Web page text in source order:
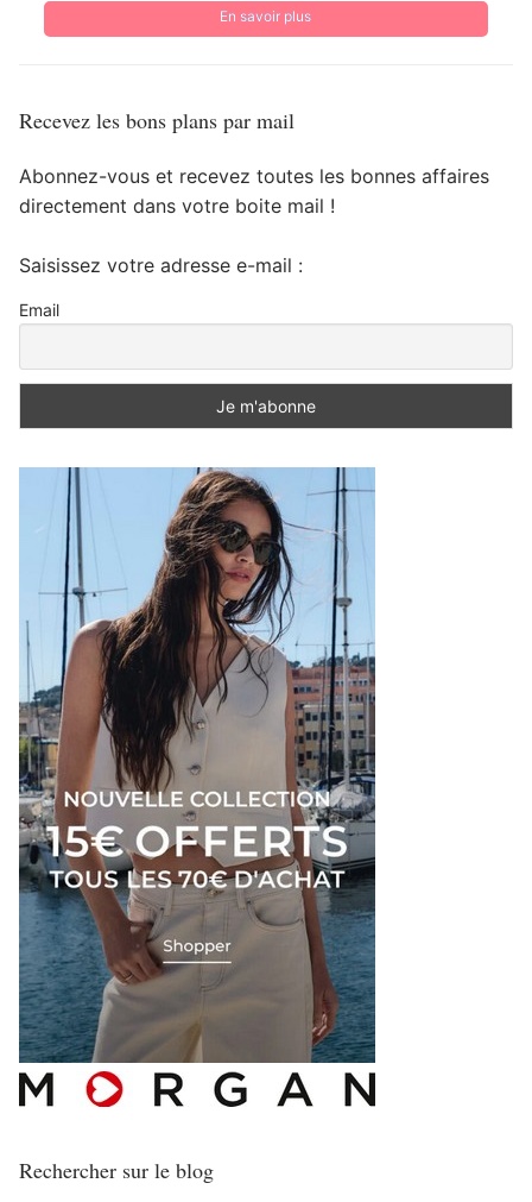
En savoir plus
Recevez les bons plans par mail
Abonnez-vous et recevez toutes les bonnes affaires
directement dans votre boite mail !
Saisissez votre adresse e-mail :
Email
Rechercher sur le blog